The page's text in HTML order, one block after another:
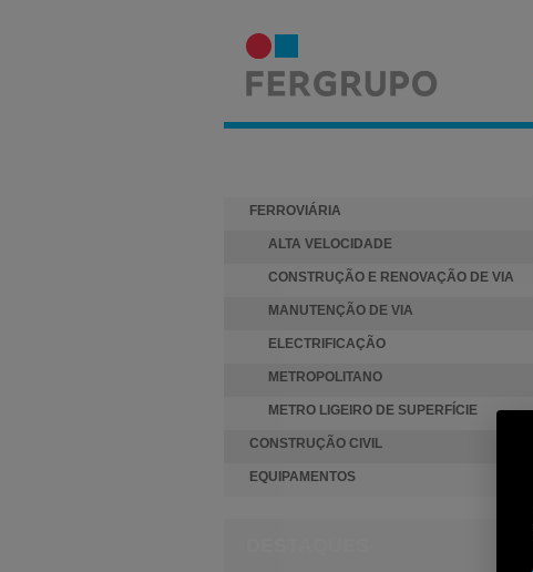
FERROVIÁRIA
ALTA VELOCIDADE
CONSTRUÇÃO E RENOVAÇÃO DE VIA
MANUTENÇÃO DE VIA
ELECTRIFICAÇÃO
METROPOLITANO
METRO LIGEIRO DE SUPERFÍCIE
CONSTRUÇÃO CIVIL
EQUIPAMENTOS